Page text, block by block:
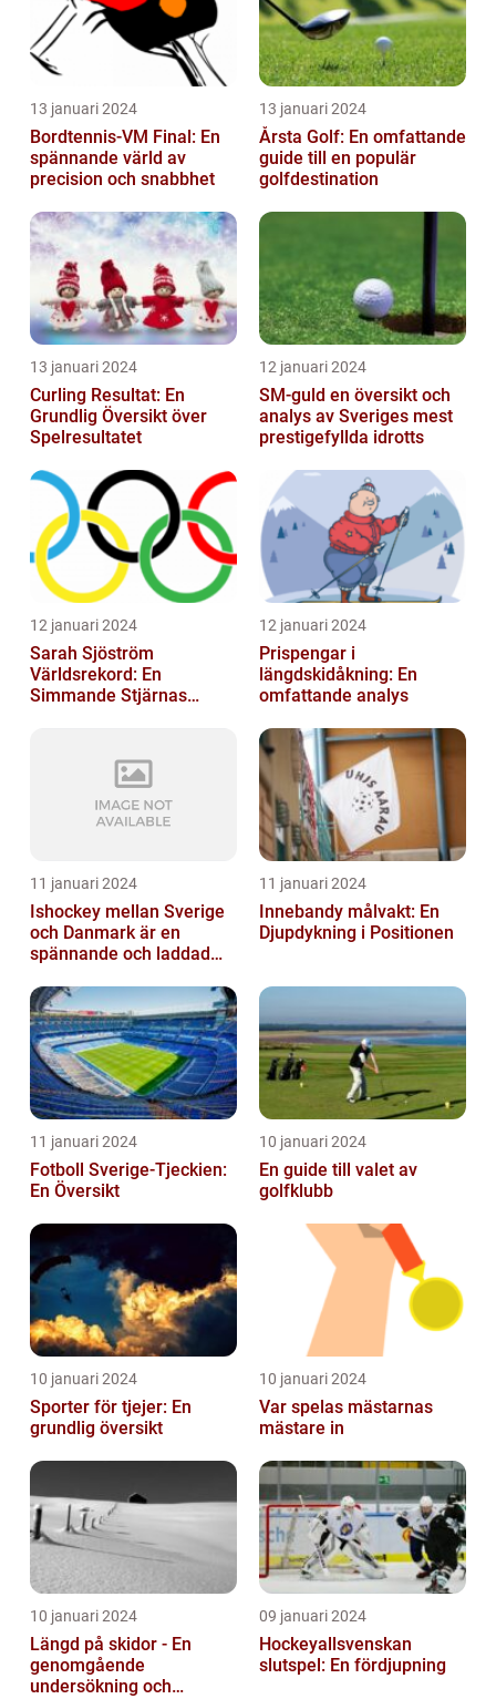
13 januari 2024
Bordtennis-VM Final: En
spännande värld av
precision och snabbhet
13 januari 2024
Årsta Golf: En omfattande
guide till en populär
golfdestination
13 januari 2024
Curling Resultat: En
Grundlig Översikt över
Spelresultatet
12 januari 2024
SM-guld en översikt och
analys av Sveriges mest
prestigefyllda idrotts
12 januari 2024
Sarah Sjöström
Världsrekord: En
Simmande Stjärnas
12 januari 2024
Prispengar i
längdskidåkning: En
omfattande analys
11 januari 2024
Ishockey mellan Sverige
och Danmark är en
spännande och laddad
historia
11 januari 2024
Innebandy målvakt: En
Djupdykning i Positionen
11 januari 2024
Fotboll Sverige-Tjeckien:
En Översikt
10 januari 2024
En guide till valet av
golfklubb
10 januari 2024
Sporter för tjejer: En
grundlig översikt
10 januari 2024
Var spelas mästarnas
mästare in
10 januari 2024
Längd på skidor - En
genomgående
undersökning och
09 januari 2024
Hockeyallsvenskan
slutspel: En fördjupning